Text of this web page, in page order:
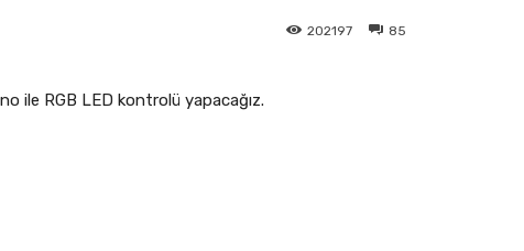
85
202197
ile RGB LED kontrolü yapacağız.